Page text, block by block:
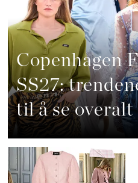
Copenhagen
SS27:
til å se